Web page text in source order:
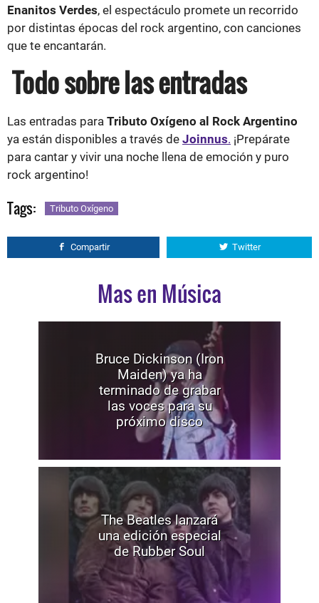
Enanitos Verdes, el espectáculo promete un recorrido
por distintas épocas del rock argentino, con canciones
que te encantarán.
Todo sobre las entradas
Las entradas para Tributo Oxígeno al Rock Argentino
ya están disponibles a través de Joinnus. ¡Prepárate
para cantar y vivir una noche llena de emoción y puro
rock argentino!
Tags: Tributo Oxígeno
Compartir Twitter
Mas en Música
Bruce Dickinson (Iron
Maiden) ya ha
terminado de grabar
las voces para su
próximo disco
The Beatles lanzará
una edición especial
de Rubber Soul